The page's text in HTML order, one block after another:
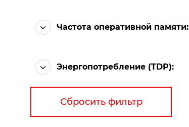
Частота оперативной памяти:
Энергопотребление (TDP):
Сбросить фильтр